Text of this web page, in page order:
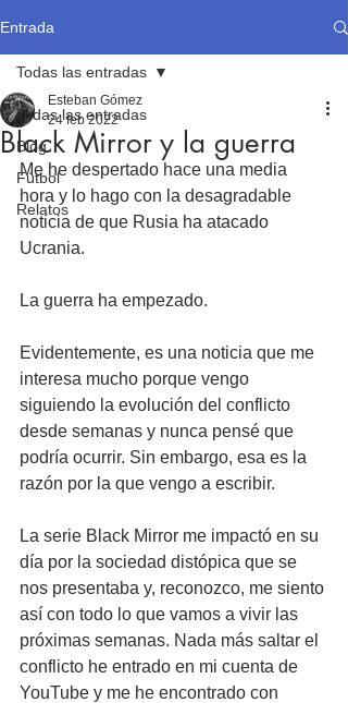
Entrada
Todas las entradas
Blog
Fútbol
Relatos
Todas las entradas
Black Mirror y la guerra
Esteban Gómez
24 feb 2022
Me he despertado hace una media
hora y lo hago con la desagradable
noticia de que Rusia ha atacado
Ucrania.
La guerra ha empezado.
Evidentemente, es una noticia que me
interesa mucho porque vengo
siguiendo la evolución del conflicto
desde semanas y nunca pensé que
podría ocurrir. Sin embargo, esa es la
razón por la que vengo a escribir.
La serie Black Mirror me impactó en su
día por la sociedad distópica que se
nos presentaba y, reconozco, me siento
así con todo lo que vamos a vivir las
próximas semanas. Nada más saltar el
conflicto he entrado en mi cuenta de
YouTube y me he encontrado con